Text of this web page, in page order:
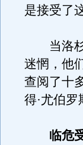
是接受了
当洛杉
迷惘，他
查阅了十
得·尤伯罗
临危